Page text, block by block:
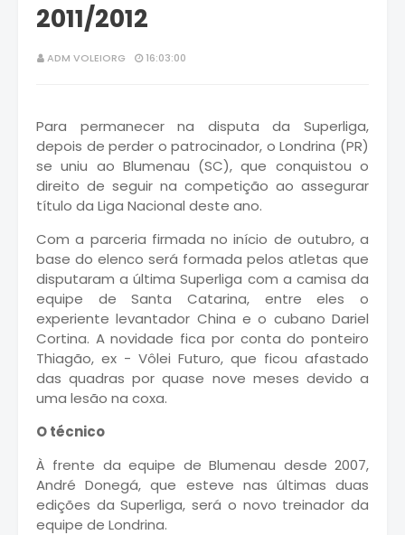
2011/2012
ADM VOLEIORG 16:03:00
Para permanecer na disputa da Superliga,
depois de perder o patrocinador, o Londrina (PR)
se uniu ao Blumenau (SC), que conquistou o
direito de seguir na competição ao assegurar
título da Liga Nacional deste ano.
Com a parceria firmada no início de outubro, a
base do elenco será formada pelos atletas que
disputaram a última Superliga com a camisa da
equipe de Santa Catarina, entre eles o
experiente levantador China e o cubano Dariel
Cortina. A novidade fica por conta do ponteiro
Thiagão, ex - Vôlei Futuro, que ficou afastado
das quadras por quase nove meses devido a
uma lesão na coxa.
O técnico
À frente da equipe de Blumenau desde 2007,
André Donegá, que esteve nas últimas duas
edições da Superliga, será o novo treinador da
equipe de Londrina.